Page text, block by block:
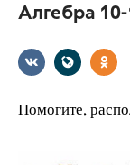
Алгебра 10-
Помогите,